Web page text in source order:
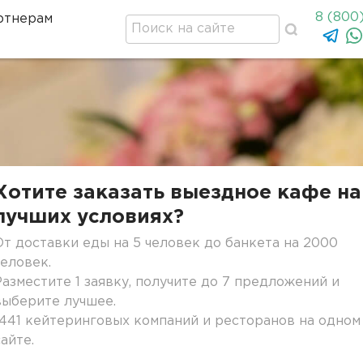
8
заказать выездное кафе на
условиях?
доставки еды на 5 человек до банкета на 2000
1 заявку, получите до 7 предложений и
лучшее.
кейтеринговых компаний и ресторанов на одном